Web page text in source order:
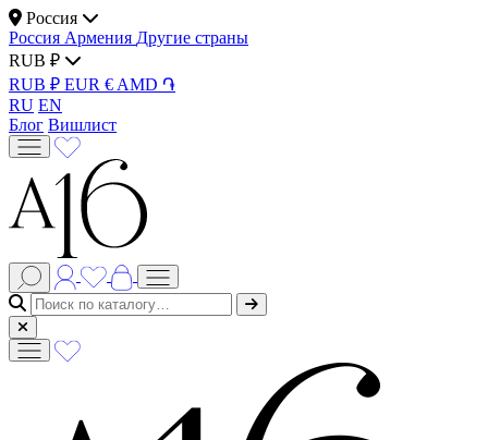
Россия
Россия Армения Другие страны
RUB ₽
RUB ₽ EUR € AMD ֏
RU EN
Блог Вишлист